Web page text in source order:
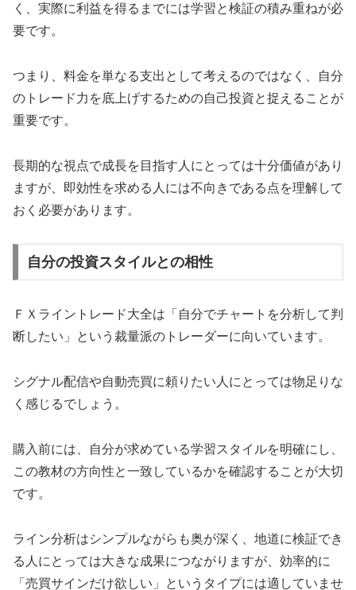
く、実際に利益を得るまでには学習と検証の積み重ねが必
要です。
つまり、料金を単なる支出として考えるのではなく、自分
のトレード力を底上げするための自己投資と捉えることが
重要です。
長期的な視点で成長を目指す人にとっては十分価値があり
ますが、即効性を求める人には不向きである点を理解して
おく必要があります。
自分の投資スタイルとの相性
ＦＸライントレード大全は「自分でチャートを分析して判
断したい」という裁量派のトレーダーに向いています。
シグナル配信や自動売買に頼りたい人にとっては物足りな
く感じるでしょう。
購入前には、自分が求めている学習スタイルを明確にし、
この教材の方向性と一致しているかを確認することが大切
です。
ライン分析はシンプルながらも奥が深く、地道に検証でき
る人にとっては大きな成果につながりますが、効率的に
「売買サインだけ欲しい」というタイプには適していませ